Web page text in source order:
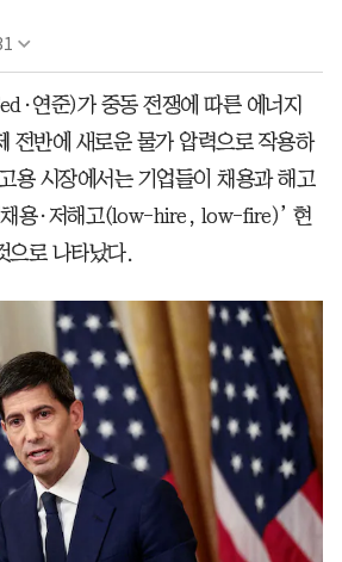
연준)가 중동 전쟁에 따른 에너지
전반에 새로운 물가 압력으로 작용하
용 시장에서는 기업들이 채용과 해고
채용·저해고(low-hire, low-fire)’ 현
으로 나타났다.